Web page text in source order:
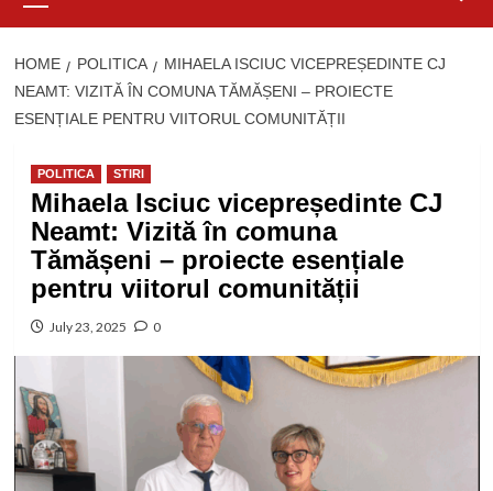
HOME POLITICA
MIHAELA ISCIUC VICEPREȘEDINTE CJ
NEAMT: VIZITĂ ÎN COMUNA TĂMĂȘENI – PROIECTE
ESENȚIALE PENTRU VIITORUL COMUNITĂȚII
POLITICA STIRI
Mihaela Isciuc vicepreședinte CJ
Neamt: Vizită în comuna
Tămășeni – proiecte esențiale
pentru viitorul comunității
July 23, 2025 0